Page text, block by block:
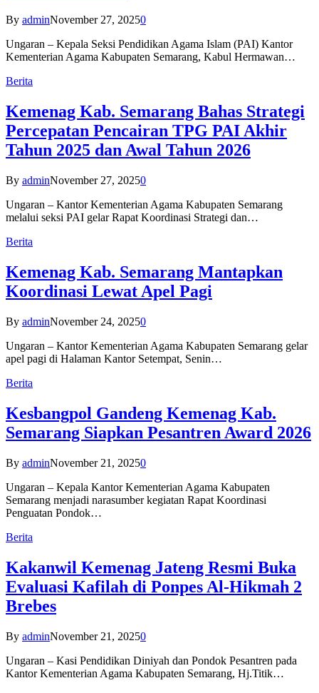
By adminNovember 27, 20250
Ungaran – Kepala Seksi Pendidikan Agama Islam (PAI) Kantor
Kementerian Agama Kabupaten Semarang, Kabul Hermawan…
Berita
Kemenag Kab. Semarang Bahas Strategi
Percepatan Pencairan TPG PAI Akhir
Tahun 2025 dan Awal Tahun 2026
By adminNovember 27, 20250
Ungaran – Kantor Kementerian Agama Kabupaten Semarang
melalui seksi PAI gelar Rapat Koordinasi Strategi dan…
Berita
Kemenag Kab. Semarang Mantapkan
Koordinasi Lewat Apel Pagi
By adminNovember 24, 20250
Ungaran – Kantor Kementerian Agama Kabupaten Semarang gelar
apel pagi di Halaman Kantor Setempat, Senin…
Berita
Kesbangpol Gandeng Kemenag Kab.
Semarang Siapkan Pesantren Award 2026
By adminNovember 21, 20250
Ungaran – Kepala Kantor Kementerian Agama Kabupaten
Semarang menjadi narasumber kegiatan Rapat Koordinasi
Penguatan Pondok…
Berita
Kakanwil Kemenag Jateng Resmi Buka
Evaluasi Kafilah di Ponpes Al-Hikmah 2
Brebes
By adminNovember 21, 20250
Ungaran – Kasi Pendidikan Diniyah dan Pondok Pesantren pada
Kantor Kementerian Agama Kabupaten Semarang, Hj.Titik…